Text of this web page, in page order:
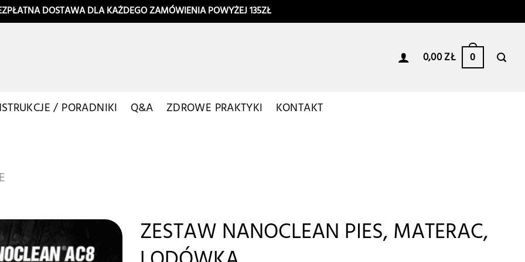
DOSTAWA DLA KAŻDEGO ZAMÓWIENIA POWYŻEJ 135ZŁ
0,00ZŁ 0
/ PORADNIKI Q&A ZDROWE PRAKTYKI KONTAKT
ZESTAW NANOCLEAN PIES, MATERAC,